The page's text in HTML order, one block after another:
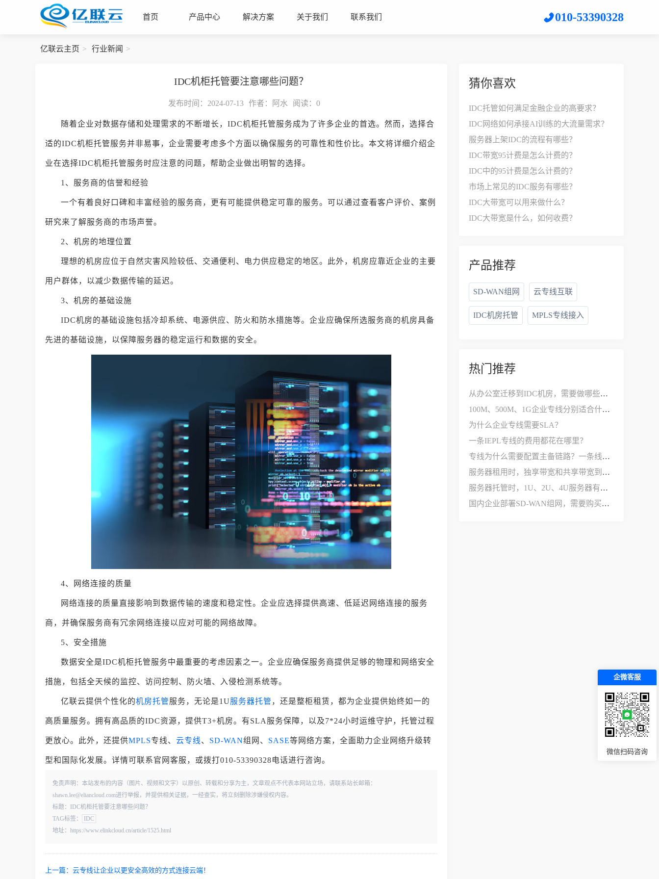
首页 产品中心 解决方案 关于我们 联系我们 010-53390328
亿联云主页 行业新闻
IDC机柜托管要注意哪些问题？
发布时间：2024-07-13 作者：阿水 阅读： 0
随着企业对数据存储和处理需求的不断增长，IDC机柜托管服务成为了许多企业的首选。然而，选择合
适的IDC机柜托管服务并非易事，企业需要考虑多个方面以确保服务的可靠性和性价比。本文将详细介绍企
业在选择IDC机柜托管服务时应注意的问题，帮助企业做出明智的选择。
1、服务商的信誉和经验
一个有着良好口碑和丰富经验的服务商，更有可能提供稳定可靠的服务。可以通过查看客户评价、案例
研究来了解服务商的市场声誉。
2、机房的地理位置
理想的机房应位于自然灾害风险较低、交通便利、电力供应稳定的地区。此外，机房应靠近企业的主要
用户群体，以减少数据传输的延迟。
3、机房的基础设施
IDC机房的基础设施包括冷却系统、电源供应、防火和防水措施等。企业应确保所选服务商的机房具备
先进的基础设施，以保障服务器的稳定运行和数据的安全。
4、网络连接的质量
网络连接的质量直接影响到数据传输的速度和稳定性。企业应选择提供高速、低延迟网络连接的服务
商，并确保服务商有冗余网络连接以应对可能的网络故障。
5、安全措施
数据安全是IDC机柜托管服务中最重要的考虑因素之一。企业应确保服务商提供足够的物理和网络安全
措施，包括全天候的监控、访问控制、防火墙、入侵检测系统等。
亿联云提供个性化的机房托管服务，无论是1U服务器托管 ，还是整柜租赁，都为企业提供始终如一的
高质量服务。拥有高品质的IDC资源，提供T3+机房。有SLA服务保障，以及7*24小时运维守护，托管过程
更放心。此外，还提供MPLS专线、 云专线、 SD-WAN组网、 SASE等网络方案，全面助力企业网络升级转
型和国际化发展。详情可联系官网客服，或拨打010-53390328电话进行咨询。
免责声明：本站发布的内容（图片、视频和文字）以原创、转载和分享为主，文章观点不代表本网站立场，请联系站长邮箱：
shawn.lee@eliancloud.com进行举报，并提供相关证据，一经查实，将立刻删除涉嫌侵权内容。
标题：IDC机柜托管要注意哪些问题？
TAG标签：
IDC
地址：https://www.elinkcloud.cn/article/1525.html
上一篇： 云专线让企业以更安全高效的方式连接云端！
猜你喜欢
IDC托管如何满足金融企业的高要求？
IDC网络如何承接AI训练的大流量需求？
服务器上架IDC的流程有哪些？
IDC带宽95计费是怎么计费的？
IDC中的95计费是怎么计费的？
市场上常见的IDC服务有哪些？
IDC大带宽可以用来做什么？
IDC大带宽是什么，如何收费？
产品推荐
SD-WAN组网 云专线互联
IDC机房托管 MPLS专线接入
热门推荐
从办公室迁移到IDC机房，需要做哪些网络改造？
100M、500M、1G企业专线分别适合什么公司？
为什么企业专线需要SLA？
一条IEPL专线的费用都花在哪里？
专线为什么需要配置主备链路？一条线路不够用吗？
服务器租用时，独享带宽和共享带宽到底有什么区别？
服务器托管时，1U、2U、4U服务器有什么区别？
国内企业部署SD-WAN组网，需要购买哪些设备和服务？
企微客服
微信扫码咨询